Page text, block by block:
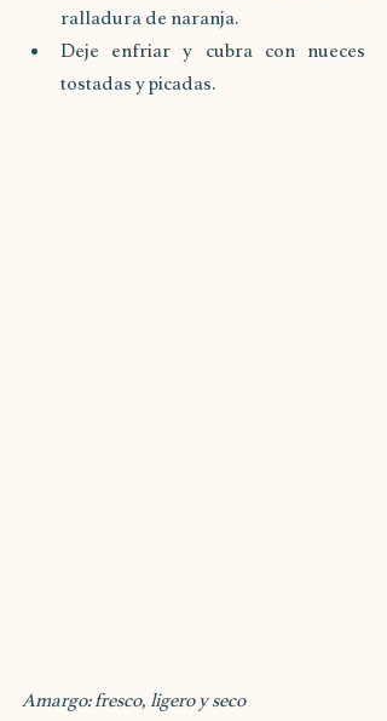
ralladura de naranja.
Deje enfriar y cubra con nueces
tostadas y picadas.
Amargo: fresco, ligero y seco